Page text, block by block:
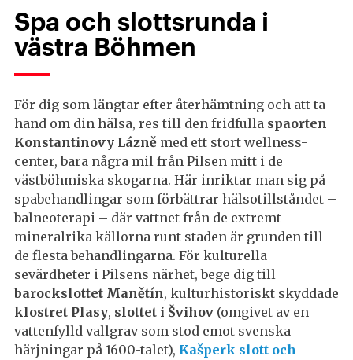
Spa och slottsrunda i
västra Böhmen
För dig som längtar efter återhämtning och att ta
hand om din hälsa, res till den fridfulla spaorten
Konstantinovy Lázně med ett stort wellness-
center, bara några mil från Pilsen mitt i de
västböhmiska skogarna. Här inriktar man sig på
spabehandlingar som förbättrar hälsotillståndet –
balneoterapi – där vattnet från de extremt
mineralrika källorna runt staden är grunden till
de flesta behandlingarna. För kulturella
sevärdheter i Pilsens närhet, bege dig till
barockslottet Manětín, kulturhistoriskt skyddade
klostret Plasy, slottet i Švihov (omgivet av en
vattenfylld vallgrav som stod emot svenska
härjningar på 1600-talet), Kašperk slott och